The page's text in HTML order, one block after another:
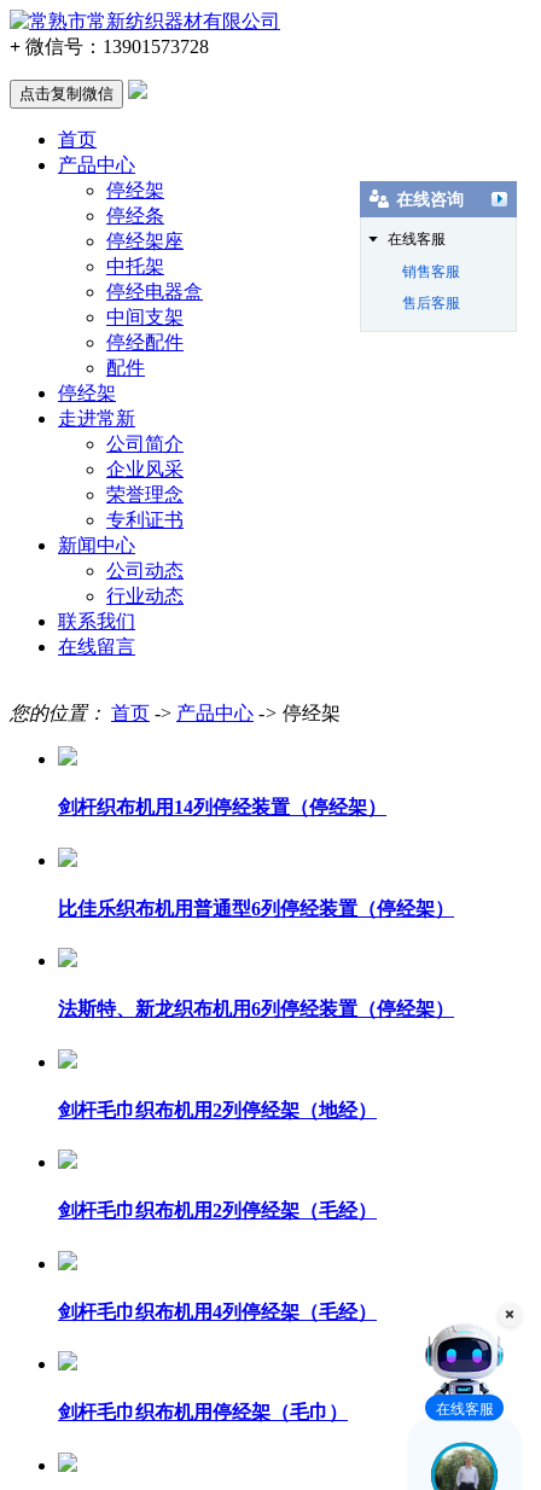
+ 微信号： 13901573728
点击复制微信
首页
产品中心
停经架
停经条
停经架座
中托架
停经电器盒
中间支架
停经配件
配件
停经架
走进常新
公司简介
企业风采
荣誉理念
专利证书
新闻中心
公司动态
行业动态
联系我们
在线留言
您的位置： 首页 -> 产品中心 -> 停经架
剑杆织布机用14列停经装置（停经架）
比佳乐织布机用普通型6列停经装置（停经架）
法斯特、新龙织布机用6列停经装置（停经架）
剑杆毛巾织布机用2列停经架（地经）
剑杆毛巾织布机用2列停经架（毛经）
剑杆毛巾织布机用4列停经架（毛经）
剑杆毛巾织布机用停经架（毛巾） 在线客服
在线咨询
在线客服
销售客服
售后客服